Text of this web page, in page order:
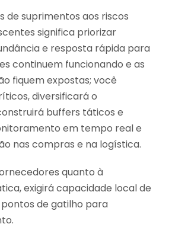
de suprimentos aos riscos
significa priorizar
e resposta rápida para
continuem funcionando e as
fiquem expostas; você
diversificará o
buffers táticos e
em tempo real e
nas compras e na logística.
quanto à
exigirá capacidade local de
de gatilho para